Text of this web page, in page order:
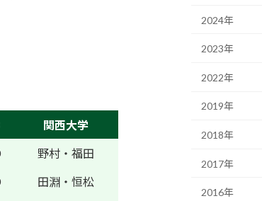
関西大学
野村・福田
田淵・恒松
2024年
2023年
2022年
2019年
2018年
2017年
2016年